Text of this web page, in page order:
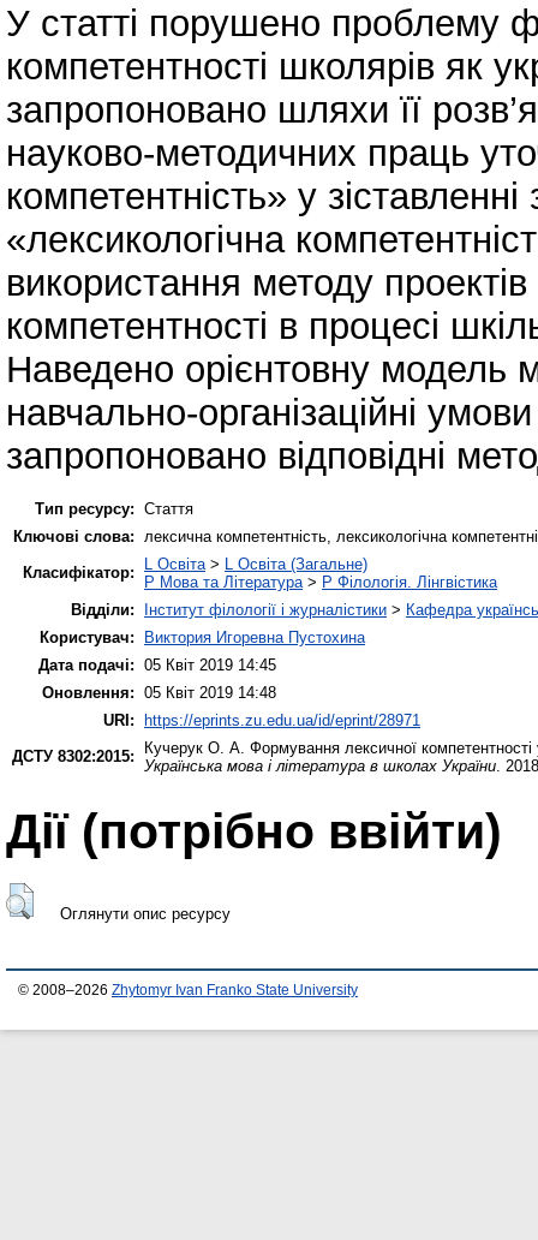
У статті порушено проблему
компетентності школярів як
запропоновано шляхи її
науково-методичних праць
компетентність» у
«лексикологічна
використання методу
компетентності в процесі
Наведено орієнтовну модель
навчально-організаційні
запропоновано відповідні
Тип ресурсу: Стаття
Ключові слова:
лексична компетентність, лексикологічна
Класифікатор:
L Освіта > L Освіта (Загальне)
P Мова та Література > P Філологія. Лінгвістика
Відділи:
Інститут філології і журналістики > Кафедра
Користувач:
Виктория Игоревна Пустохина
Дата подачі: 05 Квіт 2019 14:45
Оновлення: 05 Квіт 2019 14:48
URI: https://eprints.zu.edu.ua/id/eprint/28971
ДСТУ 8302:2015:
Кучерук О. А. Формування лексичної
Українська мова і література в школах України .
Дії ​​(потрібно ввійти)
Оглянути опис ресурсу
© 2008–2026 Zhytomyr Ivan Franko State University